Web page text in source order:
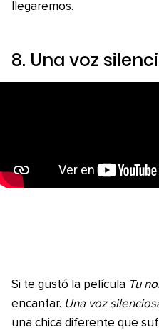
llegaremos.
8. Una voz
Si te gustó la película Tu
encantar. Una voz
una chica diferente que